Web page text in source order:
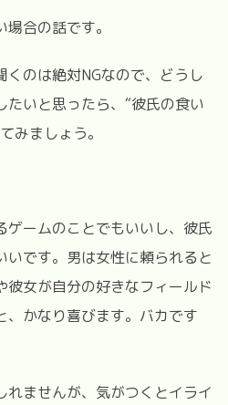
合の話です。
のは絶対NGなので、どうし
たいと思ったら、“彼氏の食い
みましょう。
ゲームのことでもいいし、彼氏
いです。男は女性に頼られると
女が自分の好きなフィールド
、かなり喜びます。バカです
れませんが、気がつくとイライ